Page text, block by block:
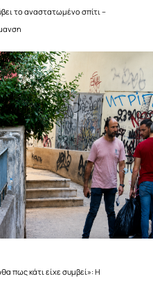
το αναστατωμένο σπίτι –